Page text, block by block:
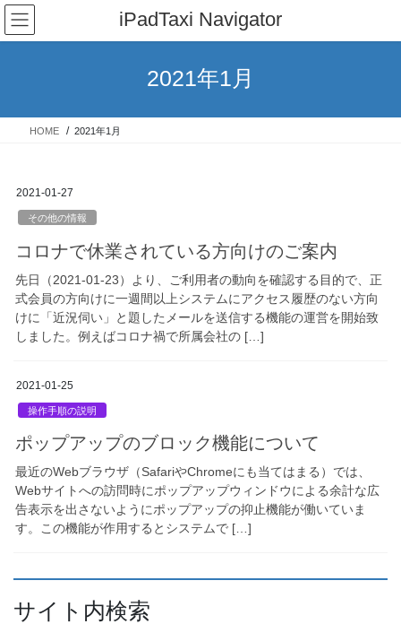
コ
ン
テ
ス
ナ
ビ
ゲ
ン
iPadTaxi Navigator
2021年1月
HOME 2021年1月
2021-01-27
その他の情報
コロナで休業されている方向けのご案内
先日（2021-01-23）より、ご利用者の動向を確認する目的で、正
式会員の方向けに一週間以上システムにアクセス履歴のない方向
けに「近況伺い」と題したメールを送信する機能の運営を開始致
しました。例えばコロナ禍で所属会社の […]
2021-01-25
操作手順の説明
ポップアップのブロック機能について
最近のWebブラウザ（SafariやChromeにも当てはまる）では、
Webサイトへの訪問時にポップアップウィンドウによる余計な広
告表示を出さないようにポップアップの抑止機能が働いていま
す。この機能が作用するとシステムで […]
サイト内検索